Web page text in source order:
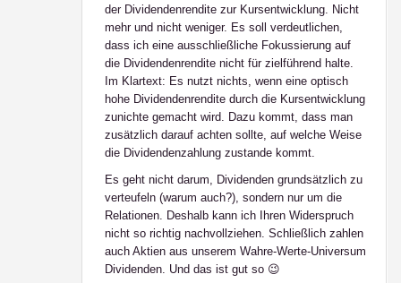
der Dividendenrendite zur Kursentwicklung. Nicht
mehr und nicht weniger. Es soll verdeutlichen,
dass ich eine ausschließliche Fokussierung auf
die Dividendenrendite nicht für zielführend halte.
Im Klartext: Es nutzt nichts, wenn eine optisch
hohe Dividendenrendite durch die Kursentwicklung
zunichte gemacht wird. Dazu kommt, dass man
zusätzlich darauf achten sollte, auf welche Weise
die Dividendenzahlung zustande kommt.
Es geht nicht darum, Dividenden grundsätzlich zu
verteufeln (warum auch?), sondern nur um die
Relationen. Deshalb kann ich Ihren Widerspruch
nicht so richtig nachvollziehen. Schließlich zahlen
auch Aktien aus unserem Wahre-Werte-Universum
Dividenden. Und das ist gut so 😉